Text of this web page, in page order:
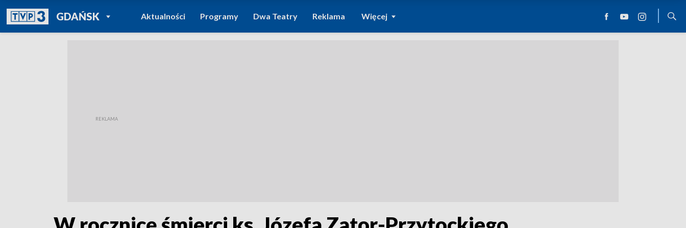
GDAŃSKPOWRÓT DO
TVP REGIONY
Aktualności Programy Dwa Teatry Reklama Więcej